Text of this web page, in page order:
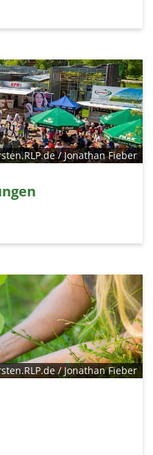
/ Jonathan Fieber
/ Jonathan Fieber